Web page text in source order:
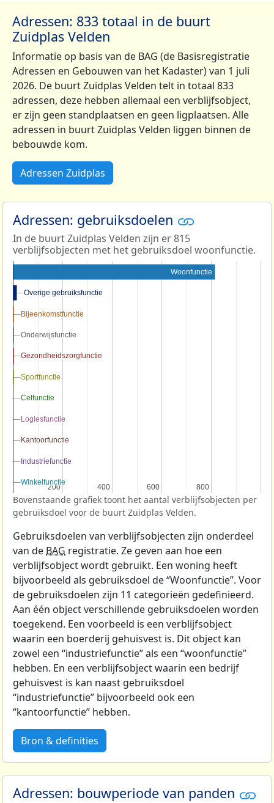
Adressen: 833 totaal in de buurt
Zuidplas Velden
Informatie op basis van de BAG (de Basisregistratie
Adressen en Gebouwen van het Kadaster) van 1 juli
2026. De buurt Zuidplas Velden telt in totaal 833
adressen, deze hebben allemaal een verblijfsobject,
er zijn geen standplaatsen en geen ligplaatsen. Alle
adressen in buurt Zuidplas Velden liggen binnen de
bebouwde kom.
Adressen Zuidplas
Adressen: gebruiksdoelen
In de buurt Zuidplas Velden zijn er 815
verblijfsobjecten met het gebruiksdoel woonfunctie.
200
200 400
400 600
600 800
800
Woonfunctie
Overige gebruiksfunctie
Overige gebruiksfunctie
Bijeenkomstfunctie
Bijeenkomstfunctie
Onderwijsfunctie
Onderwijsfunctie
Gezondheidszorgfunctie
Gezondheidszorgfunctie
Sportfunctie
Sportfunctie
Celfunctie
Celfunctie
Logiesfunctie
Logiesfunctie
Kantoorfunctie
Kantoorfunctie
Industriefunctie
Industriefunctie
Winkelfunctie
Winkelfunctie
Bovenstaande grafiek toont het aantal verblijfsobjecten per
gebruiksdoel voor de buurt Zuidplas Velden.
Gebruiksdoelen van verblijfsobjecten zijn onderdeel
van de BAG registratie. Ze geven aan hoe een
verblijfsobject wordt gebruikt. Een woning heeft
bijvoorbeeld als gebruiksdoel de “Woonfunctie”. Voor
de gebruiksdoelen zijn 11 categorieën gedefinieerd.
Aan één object verschillende gebruiksdoelen worden
toegekend. Een voorbeeld is een verblijfsobject
waarin een boerderij gehuisvest is. Dit object kan
zowel een “industriefunctie” als een “woonfunctie”
hebben. En een verblijfsobject waarin een bedrijf
gehuisvest is kan naast gebruiksdoel
“industriefunctie” bijvoorbeeld ook een
“kantoorfunctie” hebben.
Bron & definities
Adressen: bouwperiode van panden